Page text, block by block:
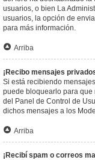
usuarios, o bien La
usuarios, la opción de
para más información.
Arriba
¡Recibo mensajes
Si está recibiendo
puede bloquearlo para
del Panel de Control de
dichos mensajes a los
Arriba
¡Recibí spam o correos